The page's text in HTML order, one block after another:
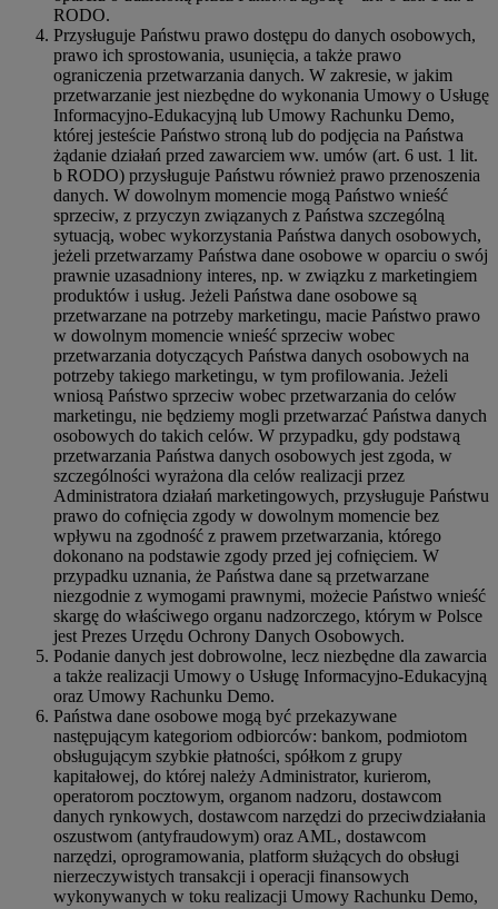
RODO.
Przysługuje Państwu prawo dostępu do danych osobowych,
prawo ich sprostowania, usunięcia, a także prawo
ograniczenia przetwarzania danych. W zakresie, w jakim
przetwarzanie jest niezbędne do wykonania Umowy o Usługę
Informacyjno-Edukacyjną lub Umowy Rachunku Demo,
której jesteście Państwo stroną lub do podjęcia na Państwa
żądanie działań przed zawarciem ww. umów (art. 6 ust. 1 lit.
b RODO) przysługuje Państwu również prawo przenoszenia
danych. W dowolnym momencie mogą Państwo wnieść
sprzeciw, z przyczyn związanych z Państwa szczególną
sytuacją, wobec wykorzystania Państwa danych osobowych,
jeżeli przetwarzamy Państwa dane osobowe w oparciu o swój
prawnie uzasadniony interes, np. w związku z marketingiem
produktów i usług. Jeżeli Państwa dane osobowe są
przetwarzane na potrzeby marketingu, macie Państwo prawo
w dowolnym momencie wnieść sprzeciw wobec
przetwarzania dotyczących Państwa danych osobowych na
potrzeby takiego marketingu, w tym profilowania. Jeżeli
wniosą Państwo sprzeciw wobec przetwarzania do celów
marketingu, nie będziemy mogli przetwarzać Państwa danych
osobowych do takich celów. W przypadku, gdy podstawą
przetwarzania Państwa danych osobowych jest zgoda, w
szczególności wyrażona dla celów realizacji przez
Administratora działań marketingowych, przysługuje Państwu
prawo do cofnięcia zgody w dowolnym momencie bez
wpływu na zgodność z prawem przetwarzania, którego
dokonano na podstawie zgody przed jej cofnięciem. W
przypadku uznania, że Państwa dane są przetwarzane
niezgodnie z wymogami prawnymi, możecie Państwo wnieść
skargę do właściwego organu nadzorczego, którym w Polsce
jest Prezes Urzędu Ochrony Danych Osobowych.
Podanie danych jest dobrowolne, lecz niezbędne dla zawarcia
a także realizacji Umowy o Usługę Informacyjno-Edukacyjną
oraz Umowy Rachunku Demo.
Państwa dane osobowe mogą być przekazywane
następującym kategoriom odbiorców: bankom, podmiotom
obsługującym szybkie płatności, spółkom z grupy
kapitałowej, do której należy Administrator, kurierom,
operatorom pocztowym, organom nadzoru, dostawcom
danych rynkowych, dostawcom narzędzi do przeciwdziałania
oszustwom (antyfraudowym) oraz AML, dostawcom
narzędzi, oprogramowania, platform służących do obsługi
nierzeczywistych transakcji i operacji finansowych
wykonywanych w toku realizacji Umowy Rachunku Demo,